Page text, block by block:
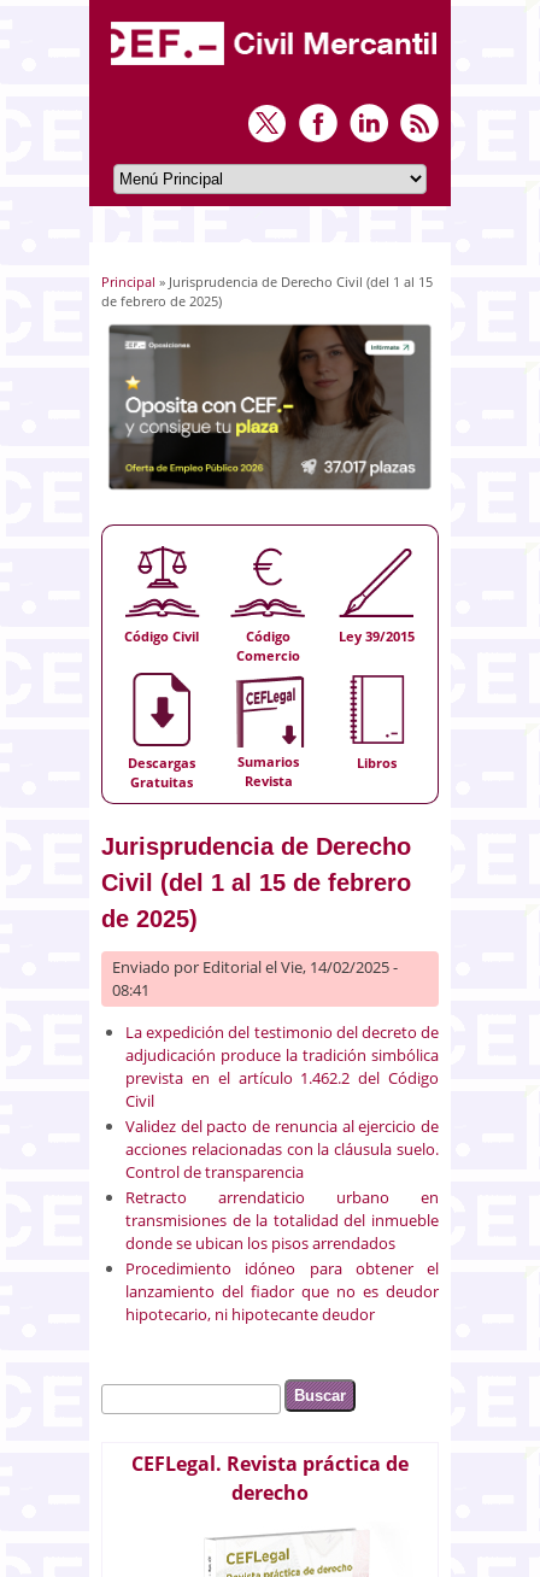
Usted está aquí
Principal » Jurisprudencia de Derecho Civil (del 1 al 15
de febrero de 2025)
Código Civil
Código
Comercio
Ley 39/2015
Descargas
Gratuitas
Sumarios
Revista
Libros
Jurisprudencia de Derecho
Civil (del 1 al 15 de febrero
de 2025)
Enviado por Editorialel Vie, 14/02/2025 -
08:41
La expedición del testimonio del decreto de
adjudicación produce la tradición simbólica
prevista en el artículo 1.462.2 del Código
Civil
Validez del pacto de renuncia al ejercicio de
acciones relacionadas con la cláusula suelo.
Control de transparencia
Retracto arrendaticio urbano en
transmisiones de la totalidad del inmueble
donde se ubican los pisos arrendados
Procedimiento idóneo para obtener el
lanzamiento del fiador que no es deudor
hipotecario, ni hipotecante deudor
Formulario de búsqueda
Buscar
CEFLegal. Revista práctica de
derecho